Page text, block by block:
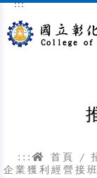
跳到主要內容區塊
:::
::: 首頁 /
企業獲利經營接